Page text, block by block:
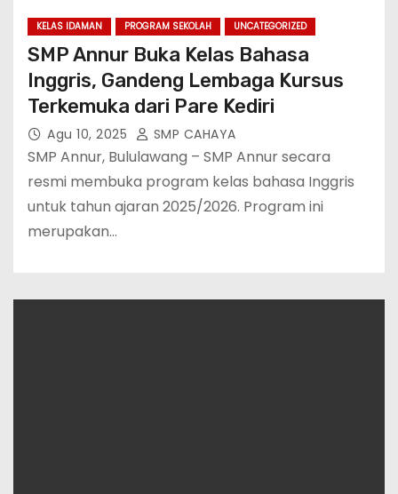
KELAS IDAMAN PROGRAM SEKOLAH UNCATEGORIZED
SMP Annur Buka Kelas Bahasa
Inggris, Gandeng Lembaga Kursus
Terkemuka dari Pare Kediri
Agu 10, 2025 SMP CAHAYA
SMP Annur, Bululawang – SMP Annur secara
resmi membuka program kelas bahasa Inggris
untuk tahun ajaran 2025/2026. Program ini
merupakan…